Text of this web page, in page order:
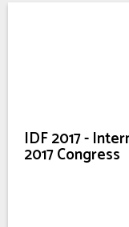
IDF 2017 -
2017 Congress